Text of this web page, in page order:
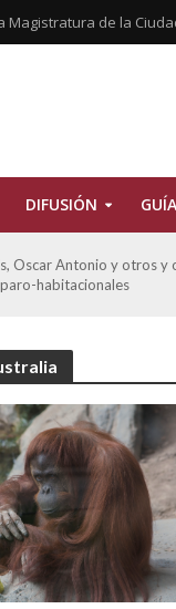
Magistratura de la
DIFUSIÓN
Oscar Antonio y otros y
habitacionales